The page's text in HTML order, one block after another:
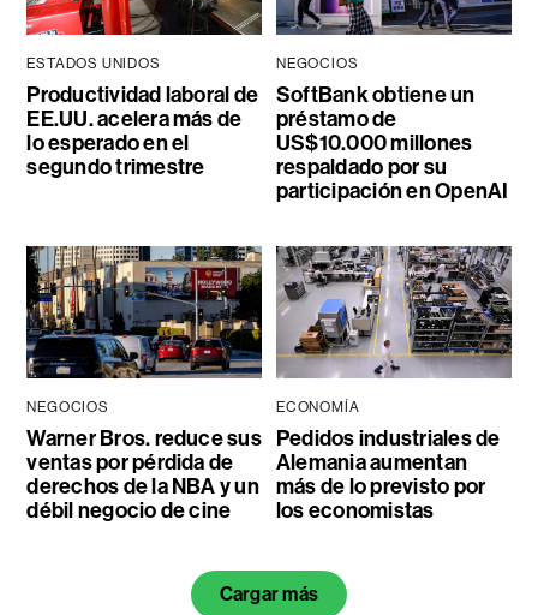
ESTADOS UNIDOS
Productividad laboral de
EE.UU. acelera más de
lo esperado en el
segundo trimestre
NEGOCIOS
SoftBank obtiene un
préstamo de
US$10.000 millones
respaldado por su
participación en OpenAI
NEGOCIOS
Warner Bros. reduce sus
ventas por pérdida de
derechos de la NBA y un
débil negocio de cine
ECONOMÍA
Pedidos industriales de
Alemania aumentan
más de lo previsto por
los economistas
Cargar más